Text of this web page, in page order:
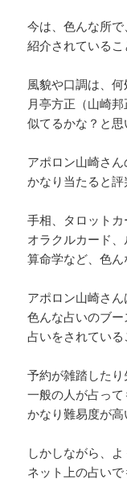
今は、色んな所で
紹介されているこ
風貌や口調は、何
月亭方正（山崎邦
似てるかな？と思
アポロン山崎さん
かなり当たると評
手相、タロットカ
オラクルカード、
算命学など、色ん
アポロン山崎さん
色んな占いのブー
占いをされている
予約が雑踏したり
一般の人が占って
かなり難易度が高
しかしながら、よ
ネット上の占いで